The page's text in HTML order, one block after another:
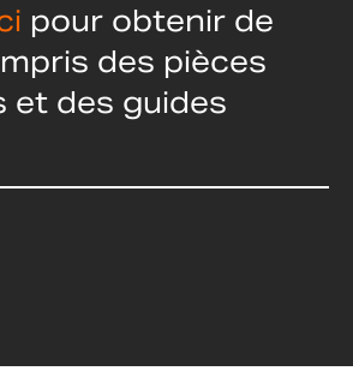
pour obtenir de
des pièces
et des guides